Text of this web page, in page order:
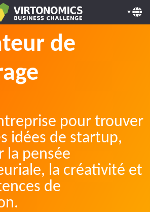
de
pour trouver
idées de startup,
la pensée
la créativité et
de